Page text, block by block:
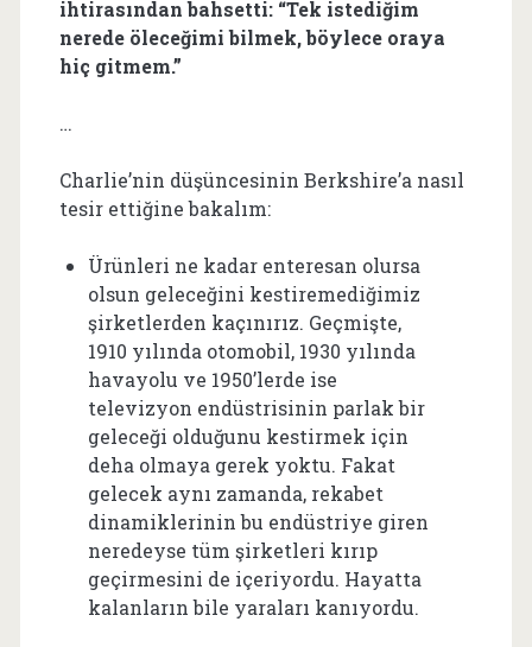
ihtirasından bahsetti: “Tek istediğim
nerede öleceğimi bilmek, böylece oraya
hiç gitmem.”
…
Charlie’nin düşüncesinin Berkshire’a nasıl
tesir ettiğine bakalım:
Ürünleri ne kadar enteresan olursa
olsun geleceğini kestiremediğimiz
şirketlerden kaçınırız. Geçmişte,
1910 yılında otomobil, 1930 yılında
havayolu ve 1950’lerde ise
televizyon endüstrisinin parlak bir
geleceği olduğunu kestirmek için
deha olmaya gerek yoktu. Fakat
gelecek aynı zamanda, rekabet
dinamiklerinin bu endüstriye giren
neredeyse tüm şirketleri kırıp
geçirmesini de içeriyordu. Hayatta
kalanların bile yaraları kanıyordu.